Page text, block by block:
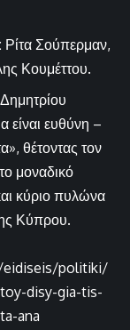
Ρίτα Σούπερμαν,
Κουμέττου.
είναι ευθύνη –
θέτοντας τον
μοναδικό
κύριο πυλώνα
Κύπρου.
politiki/
disy-gia-tis-
ana